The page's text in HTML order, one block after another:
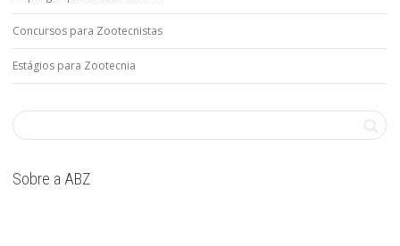
Concursos para Zootecnistas
Estágios para Zootecnia
Sobre a ABZ